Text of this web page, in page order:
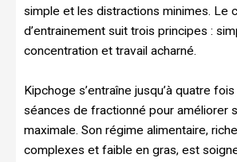
simple et les distractions minimes. Le
d’entrainement suit trois principes :
concentration et travail acharné.
Kipchoge s’entraîne jusqu’à quatre
séances de fractionné pour améliorer
maximale. Son régime alimentaire,
complexes et faible en gras, est